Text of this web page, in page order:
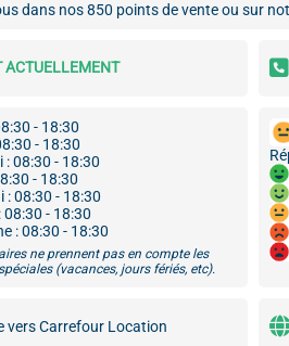
dans nos 850 points de vente ou sur
ACTUELLEMENT
- 18:30
- 18:30
: 08:30 - 18:30
- 18:30
: 08:30 - 18:30
08:30 - 18:30
: 08:30 - 18:30
ne prennent pas en compte les
(vacances, jours fériés, etc).
vers Carrefour Location